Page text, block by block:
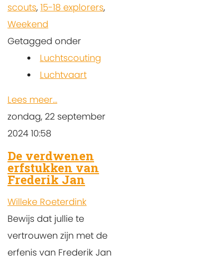
scouts, 15-18 explorers,
Weekend
Getagged onder
Luchtscouting
Luchtvaart
Lees meer...
zondag, 22 september
2024 10:58
De verdwenen
erfstukken van
Frederik Jan
Willeke Roeterdink
Bewijs dat jullie te
vertrouwen zijn met de
erfenis van Frederik Jan